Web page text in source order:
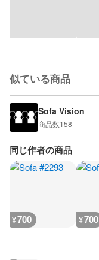
似ている商品
Sofa Vision
商品数158
同じ作者の商品
¥700 ¥700